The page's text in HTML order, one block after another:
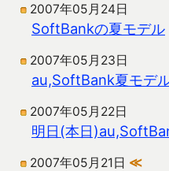
2007年05月24日
SoftBankの夏モデル
2007年05月23日
au,SoftBank夏モデ
2007年05月22日
明日(本日
2007年05月21日 ≪